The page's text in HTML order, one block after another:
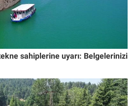
sahiplerine uyarı: Belgelerinizi